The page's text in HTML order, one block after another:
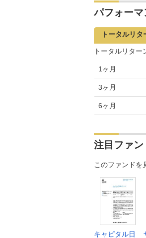
パフォーマ
トータルリタ
トータルリター
1ヶ月
3ヶ月
6ヶ月
注目ファン
このファンドを
キャピタル日